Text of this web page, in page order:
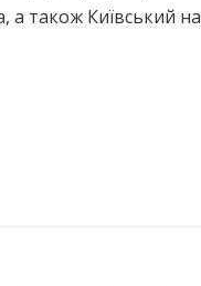
також Київський